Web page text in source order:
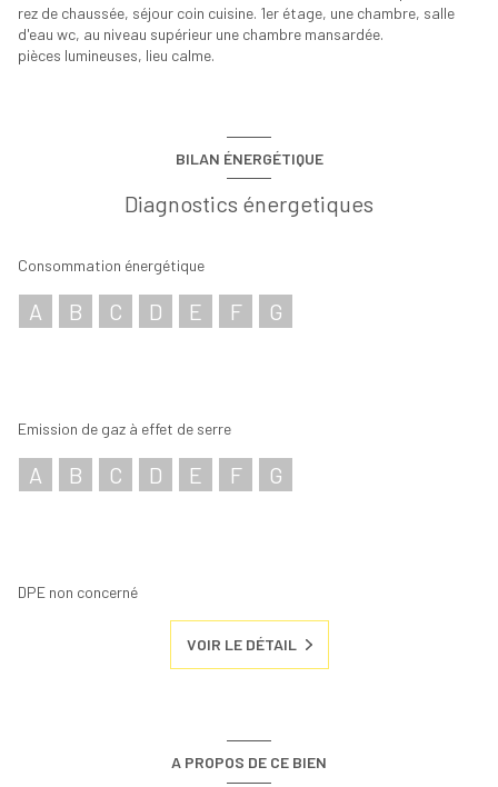
rez de chaussée, séjour coin cuisine. 1er étage, une chambre, salle
d'eau wc, au niveau supérieur une chambre mansardée.
pièces lumineuses, lieu calme.
BILAN ÉNERGÉTIQUE
Diagnostics énergetiques
Consommation énergétique
A B C D E F G
Emission de gaz à effet de serre
A B C D E F G
DPE non concerné
VOIR LE DÉTAIL
A PROPOS DE CE BIEN